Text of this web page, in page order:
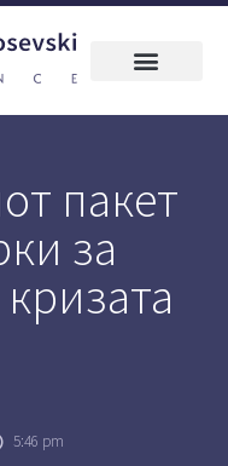
пакет
за
5:46 pm